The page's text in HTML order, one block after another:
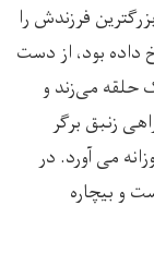
فرزندش را
داده بود، از دست
حلقه می‌زند و
زنبق برگر
می آورد. در
و بیچاره